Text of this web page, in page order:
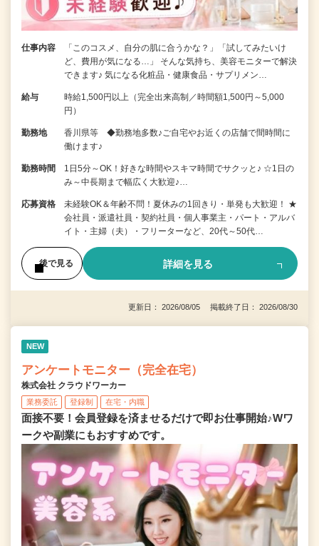
仕事内容
「このコスメ、自分の肌に合うかな？」「試してみたいけ
ど、費用が気になる…」 そんな気持ち、美容モニターで解決
できます♪ 気になる化粧品・健康食品・サプリメン…
給与
時給1,500円以上（完全出来高制／時間額1,500円～5,000
円）
勤務地
香川県等 ◆勤務地多数♪ご自宅やお近くの店舗で間時間に
働けます♪
勤務時間
1日5分～OK！好きな時間やスキマ時間でサクッと♪ ☆1日の
み～中長期まで幅広く大歓迎♪…
応募資格
未経験OK＆年齢不問！夏休みの1回きり・単発も大歓迎！ ★
会社員・派遣社員・契約社員・個人事業主・パート・アルバ
イト・主婦（夫）・フリーターなど、20代～50代…
後で見る 詳細を見る
更新日： 2026/08/05 掲載終了日： 2026/08/30
NEW
アンケートモニター（完全在宅）
株式会社 クラウドワーカー
業務委託 登録制 在宅・内職
面接不要！会員登録を済ませるだけで即お仕事開始♪Wワ
ークや副業にもおすすめです。